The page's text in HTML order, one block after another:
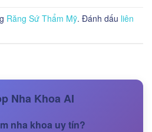
Răng Sứ Thẩm Mỹ. Đánh dấu liên
Nha Khoa AI
nha khoa uy tín?